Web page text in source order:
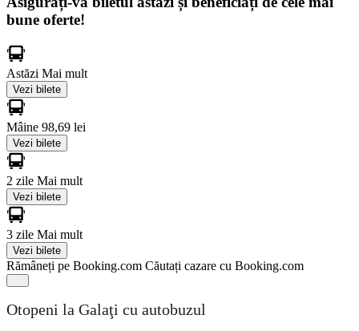
bune oferte!
Astăzi Mai mult
Vezi bilete
Mâine 98,69 lei
Vezi bilete
2 zile Mai mult
Vezi bilete
3 zile Mai mult
Vezi bilete
Rămâneți pe Booking.com Căutați cazare cu Booking.com
Otopeni la Galaţi cu autobuzul